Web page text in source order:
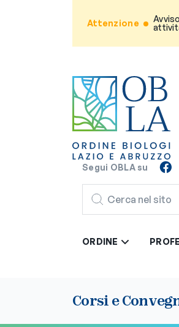
Attenzione
Segui OBLA su
CERCA
ORDINE
Corsi e